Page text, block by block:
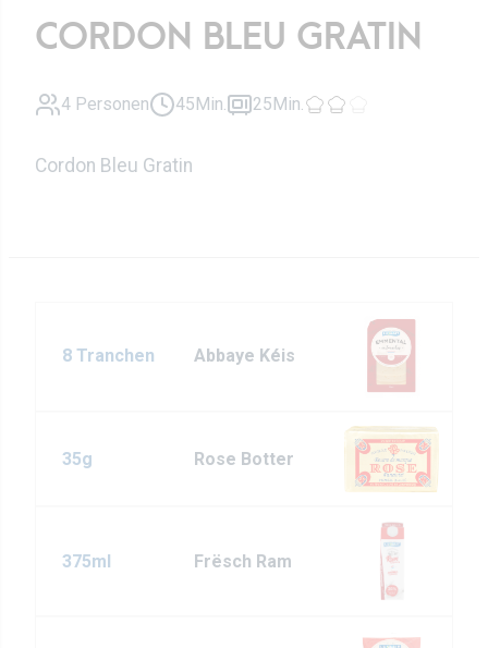
CORDON BLEU GRATIN
4 Personen 45Min. 25Min.
Cordon Bleu Gratin
8 Tranchen Abbaye Kéis
35g Rose Botter
375ml Frësch Ram